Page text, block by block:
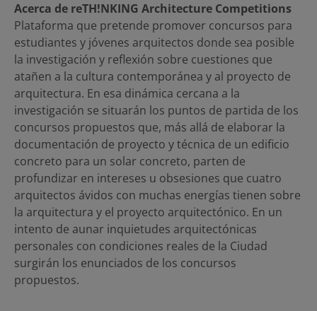
Acerca de reTH!NKING Architecture Competitions
Plataforma que pretende promover concursos para
estudiantes y jóvenes arquitectos donde sea posible
la investigación y reflexión sobre cuestiones que
atañen a la cultura contemporánea y al proyecto de
arquitectura. En esa dinámica cercana a la
investigación se situarán los puntos de partida de los
concursos propuestos que, más allá de elaborar la
documentación de proyecto y técnica de un edificio
concreto para un solar concreto, parten de
profundizar en intereses u obsesiones que cuatro
arquitectos ávidos con muchas energías tienen sobre
la arquitectura y el proyecto arquitectónico. En un
intento de aunar inquietudes arquitectónicas
personales con condiciones reales de la Ciudad
surgirán los enunciados de los concursos
propuestos.